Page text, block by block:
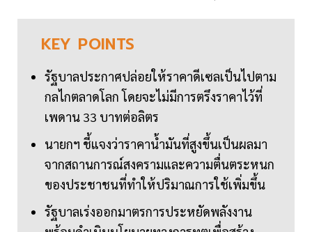
KEY POINTS
รัฐบาลประกาศปล่อยให้ราคาดีเซลเป็นไปตาม
กลไกตลาดโลก โดยจะไม่มีการตรึงราคาไว้ที่
เพดาน 33 บาทต่อลิตร
นายกฯ ชี้แจงว่าราคาน้ำมันที่สูงขึ้นเป็นผลมา
จากสถานการณ์สงครามและความตื่นตระหนก
ของประชาชนที่ทำให้ปริมาณการใช้เพิ่มขึ้น
รัฐบาลเร่งออกมาตรการประหยัดพลังงาน